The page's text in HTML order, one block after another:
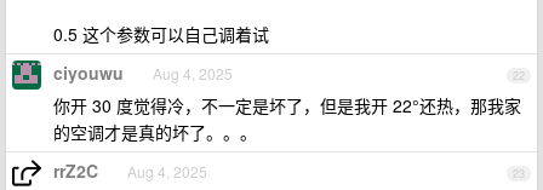
0.5 这个参数可以自己调着试
22
ciyouwu Aug 4, 2025
你开 30 度觉得冷，不一定是坏了，但是我开 22°还热，那我家
的空调才是真的坏了。。。
23
rrZ2C Aug 4, 2025